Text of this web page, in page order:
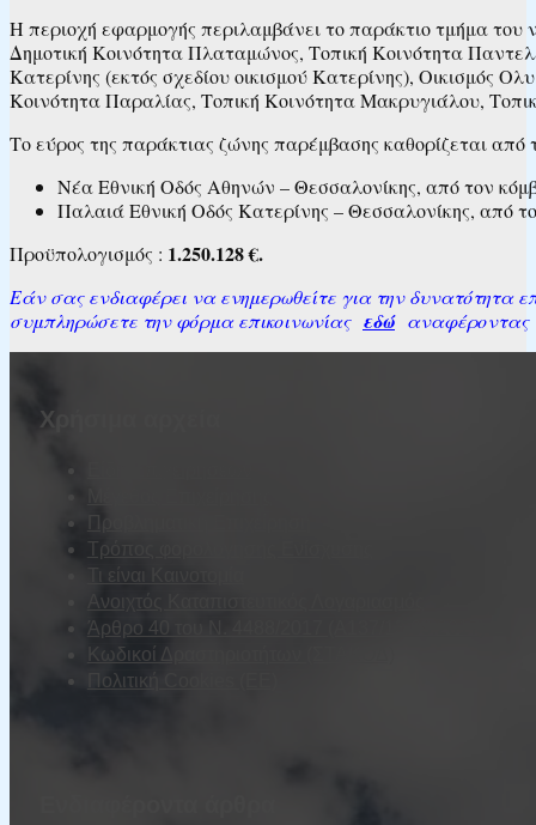
Η περιοχή εφαρμογής περιλαμβάνει το παράκτιο τμήμα του
Δημοτική Κοινότητα Πλαταμώνος, Τοπική Κοινότητα
Κατερίνης (εκτός σχεδίου οικισμού Kατερίνης), Οικισμός
Κοινότητα Παραλίας, Τοπική Κοινότητα Μακρυγιάλου,
Το εύρος της παράκτιας ζώνης παρέμβασης καθορίζεται από
Νέα Εθνική Οδός Αθηνών – Θεσσαλονίκης, από τον
Παλαιά Εθνική Οδός Κατερίνης – Θεσσαλονίκης, από
Προϋπολογισμός : 1.250.128 €.
Εάν σας ενδιαφέρει να ενημερωθείτε για την δυνατότητα
συμπληρώσετε την φόρμα επικοινωνίας εδώ αναφέροντας
Χρήσιμα αρχεία
Τρόπος φορολόγησης Ενίσχυσης
Τι είναι Καινοτομία
Ανοιχτός Καταπιστευτικός Λογαριασμός
Άρθρο 40 του Ν. 4488/2017 (Α137/13.09.2017)
Κωδικοί Δραστηριοτήτων (ΣΤΑΚΟΔ)
Πολιτική Cookies (ΕΕ)